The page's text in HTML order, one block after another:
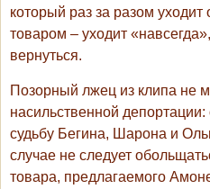
который раз за разом
товаром – уходит
вернуться.
Позорный лжец из клипа не
насильственной
судьбу Бегина, Шарона и
случае не следует
товара, предлагаемого